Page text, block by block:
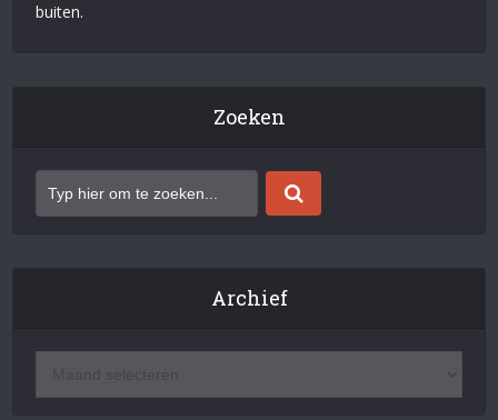
buiten.
Zoeken
Archief